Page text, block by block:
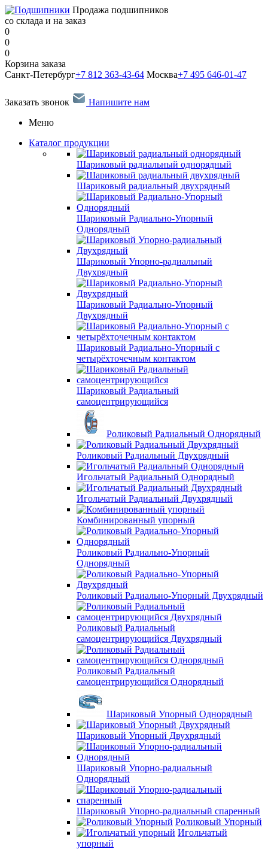
Продажа подшипников
со склада и на заказ
0
0
0
Корзина заказа
Санкт-Петербург+7 812 363-43-64 Москва+7 495 646-01-47
Заказать звонок
Напишите нам
Меню
Каталог продукции
Шариковый радиальный однорядный
Шариковый радиальный двухрядный
Шариковый Радиально-Упорный
Однорядный
Шариковый Упорно-радиальный
Двухрядный
Шариковый Радиально-Упорный
Двухрядный
Шариковый Радиально-Упорный с
четырёхточечным контактом
Шариковый Радиальный
самоцентрирующийся
Роликовый Радиальный Однорядный
Роликовый Радиальный Двухрядный
Игольчатый Радиальный Однорядный
Игольчатый Радиальный Двухрядный
Комбинированный упорный
Роликовый Радиально-Упорный
Однорядный
Роликовый Радиально-Упорный Двухрядный
Роликовый Радиальный
самоцентрирующийся Двухрядный
Роликовый Радиальный
самоцентрирующийся Однорядный
Шариковый Упорный Однорядный
Шариковый Упорный Двухрядный
Шариковый Упорно-радиальный
Однорядный
Шариковый Упорно-радиальный спаренный
Роликовый Упорный
Игольчатый
упорный